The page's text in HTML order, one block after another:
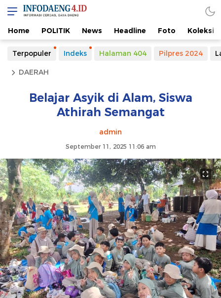
Home POLITIK News Headline Foto Koleksi
Terpopuler Indeks Halaman 404 Pilpres 2024
DAERAH
Belajar Asyik di Alam, Siswa
Athirah Semangat
admin
September 11, 2025 11:06 am